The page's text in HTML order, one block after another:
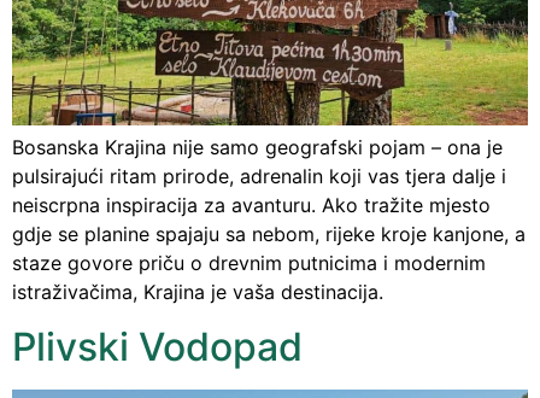
Bosanska Krajina nije samo geografski pojam – ona je
pulsirajući ritam prirode, adrenalin koji vas tjera dalje i
neiscrpna inspiracija za avanturu. Ako tražite mjesto
gdje se planine spajaju sa nebom, rijeke kroje kanjone, a
staze govore priču o drevnim putnicima i modernim
istraživačima, Krajina je vaša destinacija.
Plivski Vodopad